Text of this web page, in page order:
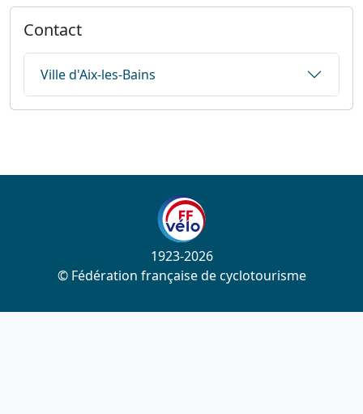
Contact
Ville d'Aix-les-Bains
1923-2026
© Fédération française de cyclotourisme